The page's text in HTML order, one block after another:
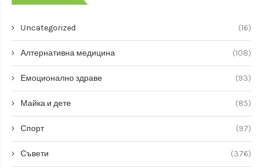
Uncategorized (16)
Алтернативна медицина (108)
Емоционално здраве (93)
Майка и дете (85)
Спорт (97)
Съвети (376)